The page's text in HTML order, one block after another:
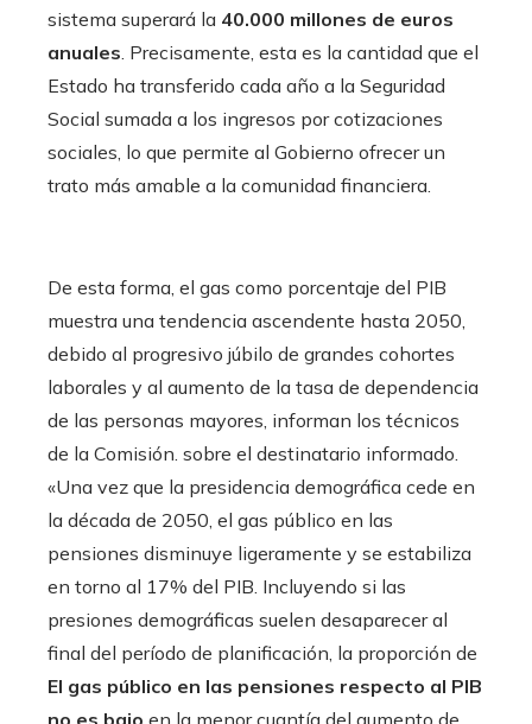
sistema superará la 40.000 millones de euros
anuales. Precisamente, esta es la cantidad que el
Estado ha transferido cada año a la Seguridad
Social sumada a los ingresos por cotizaciones
sociales, lo que permite al Gobierno ofrecer un
trato más amable a la comunidad financiera.
De esta forma, el gas como porcentaje del PIB
muestra una tendencia ascendente hasta 2050,
debido al progresivo júbilo de grandes cohortes
laborales y al aumento de la tasa de dependencia
de las personas mayores, informan los técnicos
de la Comisión. sobre el destinatario informado.
«Una vez que la presidencia demográfica cede en
la década de 2050, el gas público en las
pensiones disminuye ligeramente y se estabiliza
en torno al 17% del PIB. Incluyendo si las
presiones demográficas suelen desaparecer al
final del período de planificación, la proporción de
El gas público en las pensiones respecto al PIB